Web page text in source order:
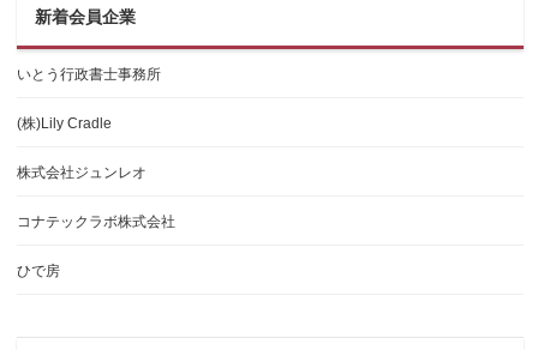
新着会員企業
いとう行政書士事務所
(株)Lily Cradle
株式会社ジュンレオ
コナテックラボ株式会社
ひで房